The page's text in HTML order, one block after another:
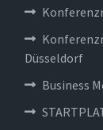
Düsseldorf
Business